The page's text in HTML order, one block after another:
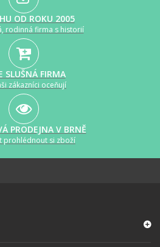
OD ROKU 2005
rodinná firma s historií
SLUŠNÁ FIRMA
zákazníci oceňují
PRODEJNA V BRNĚ
prohlédnout si zboží